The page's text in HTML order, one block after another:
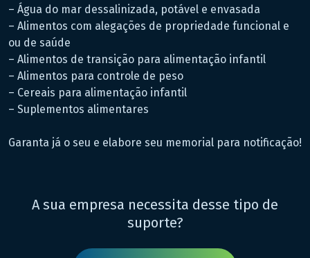
– Água do mar dessalinizada, potável e envasada
– Alimentos com alegações de propriedade funcional e
ou de saúde
– Alimentos de transição para alimentação infantil
– Alimentos para controle de peso
– Cereais para alimentação infantil
– Suplementos alimentares
Garanta já o seu e elabore seu memorial para notificação!
A sua empresa necessita desse tipo de
suporte?